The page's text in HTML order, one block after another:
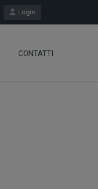
Login
CONTATTI